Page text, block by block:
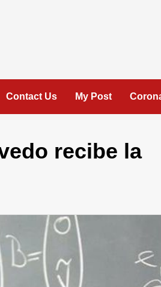
Contact Us My Post
recibe la